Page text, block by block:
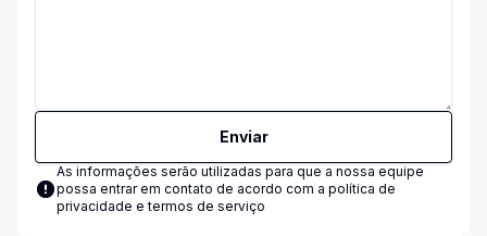
Enviar
As informações serão utilizadas para que a nossa equipe
possa entrar em contato de acordo com a política de
privacidade e termos de serviço